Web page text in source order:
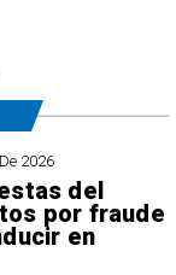
2026
del
por fraude
en